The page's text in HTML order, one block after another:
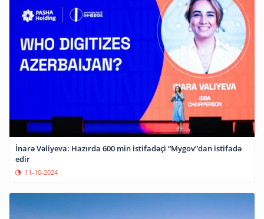
İnarə Vəliyeva: Hazırda 600 min istifadəçi “Mygov”dan istifadə
edir
11-10-2024